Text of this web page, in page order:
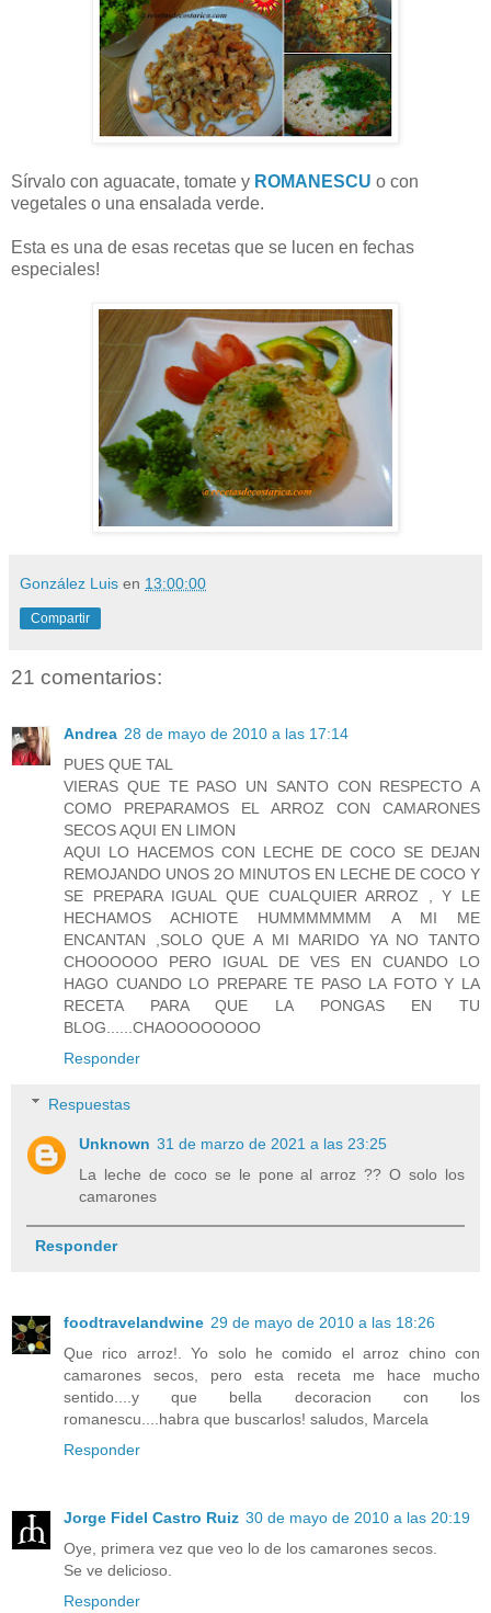
Sírvalo con aguacate, tomate y ROMANESCU o con
vegetales o una ensalada verde.
Esta es una de esas recetas que se lucen en fechas
especiales!
González Luis en 13:00:00
Compartir
21 comentarios:
Andrea 28 de mayo de 2010 a las 17:14
PUES QUE TAL
VIERAS QUE TE PASO UN SANTO CON RESPECTO A
COMO PREPARAMOS EL ARROZ CON CAMARONES
SECOS AQUI EN LIMON
AQUI LO HACEMOS CON LECHE DE COCO SE DEJAN
REMOJANDO UNOS 2O MINUTOS EN LECHE DE COCO Y
SE PREPARA IGUAL QUE CUALQUIER ARROZ , Y LE
HECHAMOS ACHIOTE HUMMMMMMM A MI ME
ENCANTAN ,SOLO QUE A MI MARIDO YA NO TANTO
CHOOOOOO PERO IGUAL DE VES EN CUANDO LO
HAGO CUANDO LO PREPARE TE PASO LA FOTO Y LA
RECETA PARA QUE LA PONGAS EN TU
BLOG......CHAOOOOOOOO
Responder
Respuestas
Unknown 31 de marzo de 2021 a las 23:25
La leche de coco se le pone al arroz ?? O solo los
camarones
Responder
foodtravelandwine 29 de mayo de 2010 a las 18:26
Que rico arroz!. Yo solo he comido el arroz chino con
camarones secos, pero esta receta me hace mucho
sentido....y que bella decoracion con los
romanescu....habra que buscarlos! saludos, Marcela
Responder
Jorge Fidel Castro Ruiz 30 de mayo de 2010 a las 20:19
Oye, primera vez que veo lo de los camarones secos.
Se ve delicioso.
Responder